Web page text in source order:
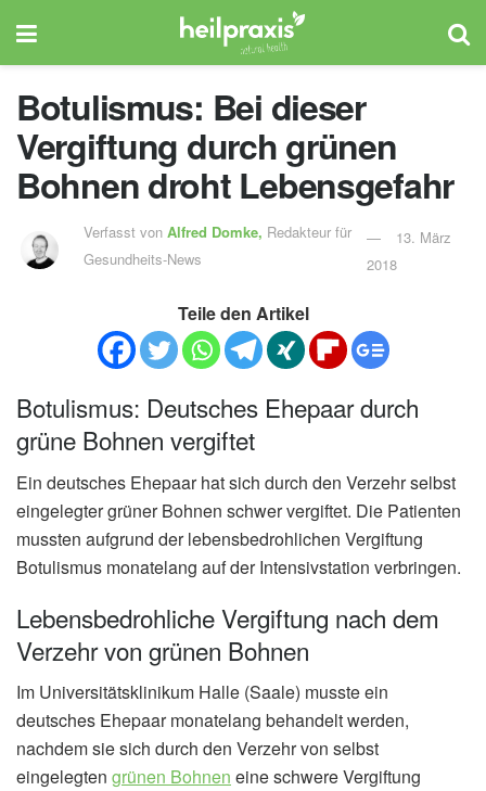
Botulismus: Bei dieser
Vergiftung durch grünen
Bohnen droht Lebensgefahr
Verfasst vonAlfred Domke, Redakteur für
Gesundheits-News
13. März
2018
Teile den Artikel
Botulismus: Deutsches Ehepaar durch
grüne Bohnen vergiftet
Ein deutsches Ehepaar hat sich durch den Verzehr selbst
eingelegter grüner Bohnen schwer vergiftet. Die Patienten
mussten aufgrund der lebensbedrohlichen Vergiftung
Botulismus monatelang auf der Intensivstation verbringen.
Lebensbedrohliche Vergiftung nach dem
Verzehr von grünen Bohnen
Im Universitätsklinikum Halle (Saale) musste ein
deutsches Ehepaar monatelang behandelt werden,
nachdem sie sich durch den Verzehr von selbst
eingelegten grünen Bohnen eine schwere Vergiftung